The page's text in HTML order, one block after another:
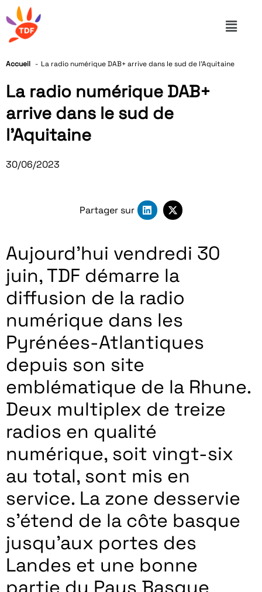
Accueil La radio numérique DAB+ arrive dans le sud de l’Aquitaine
La radio numérique DAB+
arrive dans le sud de
l’Aquitaine
30/06/2023
Partager sur
Aujourd’hui vendredi 30
juin, TDF démarre la
diffusion de la radio
numérique dans les
Pyrénées-Atlantiques
depuis son site
emblématique de la Rhune.
Deux multiplex de treize
radios en qualité
numérique, soit vingt-six
au total, sont mis en
service. La zone desservie
s’étend de la côte basque
jusqu’aux portes des
Landes et une bonne